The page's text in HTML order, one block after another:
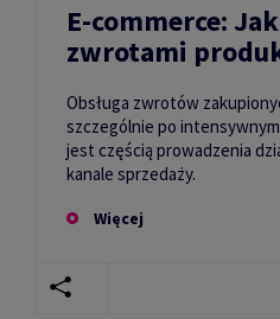
E-commerce:
zwrotami
Obsługa zwrotów
szczególnie po
jest częścią prowadzenia
kanale sprzedaży.
Więcej